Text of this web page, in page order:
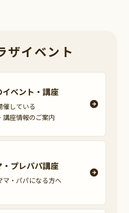
ザイベント
ベント・ 講座
催している
講座情報のご案内
プレパパ講座
マ・パパになる方へ